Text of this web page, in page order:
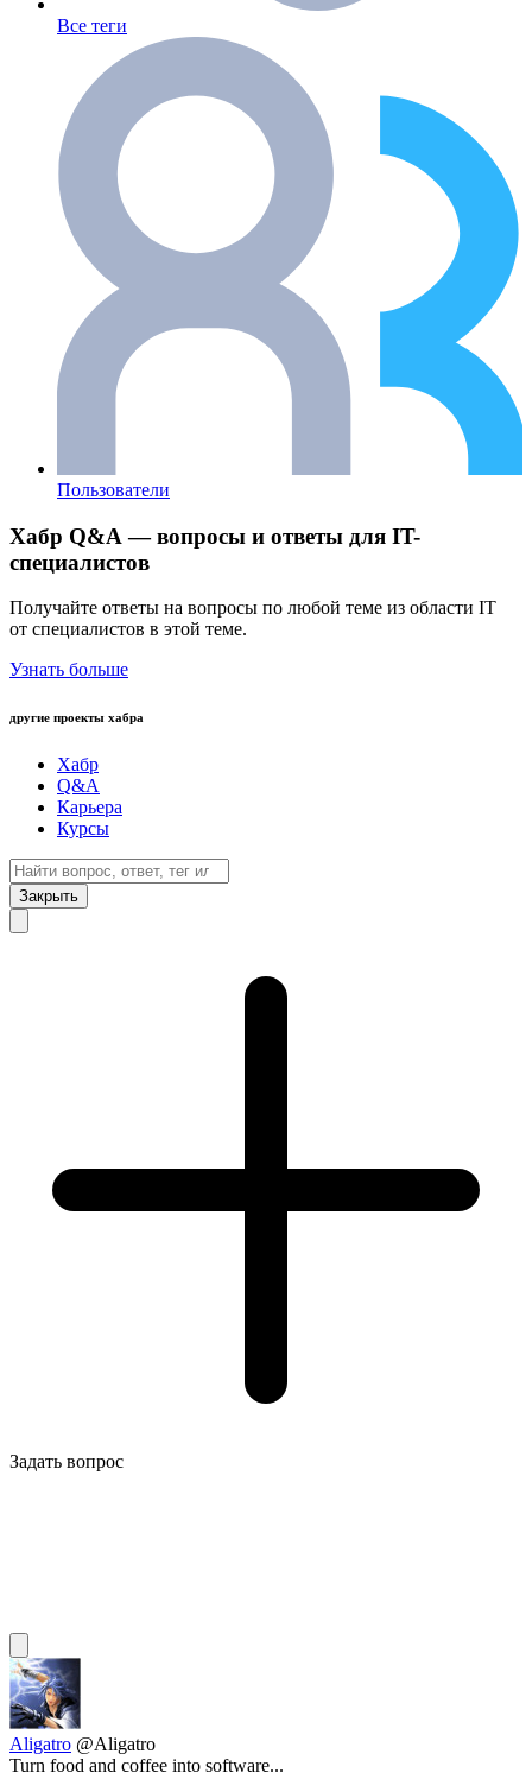
Все теги
Пользователи
Хабр Q&A — вопросы и ответы для IT-
специалистов
Получайте ответы на вопросы по любой теме из области IT
от специалистов в этой теме.
Узнать больше
другие проекты хабра
Хабр
Q&A
Карьера
Курсы
Закрыть
Задать вопрос
Aligatro @Aligatro
Turn food and coffee into software...